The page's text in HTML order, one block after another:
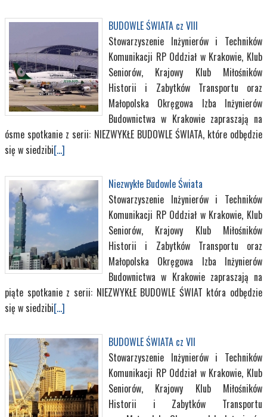
BUDOWLE ŚWIATA cz VIII
Stowarzyszenie Inżynierów i Techników
Komunikacji RP Oddział w Krakowie, Klub
Seniorów, Krajowy Klub Miłośników
Historii i Zabytków Transportu oraz
Małopolska Okręgowa Izba Inżynierów
Budownictwa w Krakowie zapraszają na
ósme spotkanie z serii: NIEZWYKŁE BUDOWLE ŚWIATA, które odbędzie
się w siedzibi[...]
Niezwykłe Budowle Świata
Stowarzyszenie Inżynierów i Techników
Komunikacji RP Oddział w Krakowie, Klub
Seniorów, Krajowy Klub Miłośników
Historii i Zabytków Transportu oraz
Małopolska Okręgowa Izba Inżynierów
Budownictwa w Krakowie zapraszają na
piąte spotkanie z serii: NIEZWYKŁE BUDOWLE ŚWIAT która odbędzie
się w siedzibi[...]
BUDOWLE ŚWIATA cz VII
Stowarzyszenie Inżynierów i Techników
Komunikacji RP Oddział w Krakowie, Klub
Seniorów, Krajowy Klub Miłośników
Historii i Zabytków Transportu